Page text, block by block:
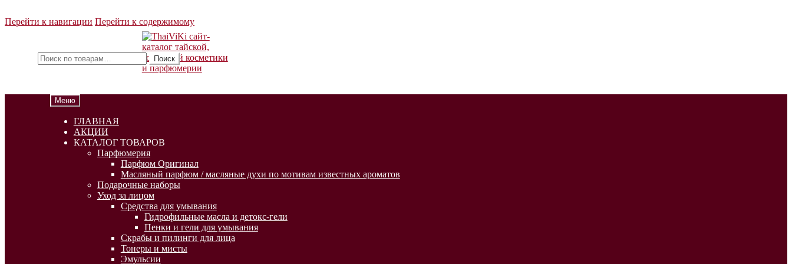
Перейти к навигации Перейти к содержимому
Поиск
Меню
ГЛАВНАЯ
АКЦИИ
КАТАЛОГ ТОВАРОВ
Парфюмерия
Парфюм Оригинал
Масляный парфюм / масляные духи по мотивам известных ароматов
Подарочные наборы
Уход за лицом
Средства для умывания
Гидрофильные масла и детокс-гели
Пенки и гели для умывания
Скрабы и пилинги для лица
Тонеры и мисты
Эмульсии